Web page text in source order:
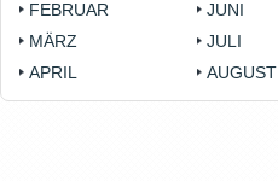
FEBRUAR
MÄRZ
APRIL
JUNI
JULI
AUGUST